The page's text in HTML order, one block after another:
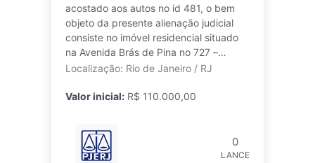
acostado aos autos no id 481, o bem
objeto da presente alienação judicial
consiste no imóvel residencial situado
na Avenida Brás de Pina no 727 –
fundos, Penha Circular, Rio de Jan
Localização: Rio de Janeiro / RJ
Valor inicial: R$ 110.000,00
0
LANCE